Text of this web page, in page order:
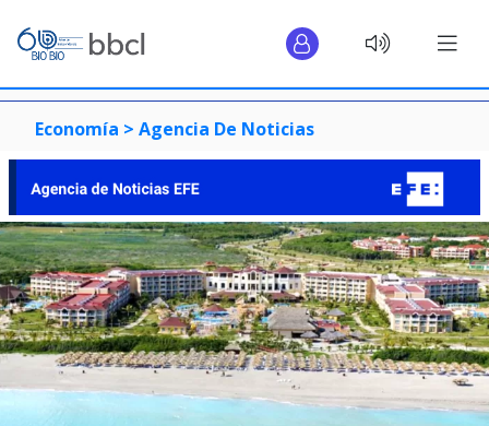
Economía > Agencia De Noticias